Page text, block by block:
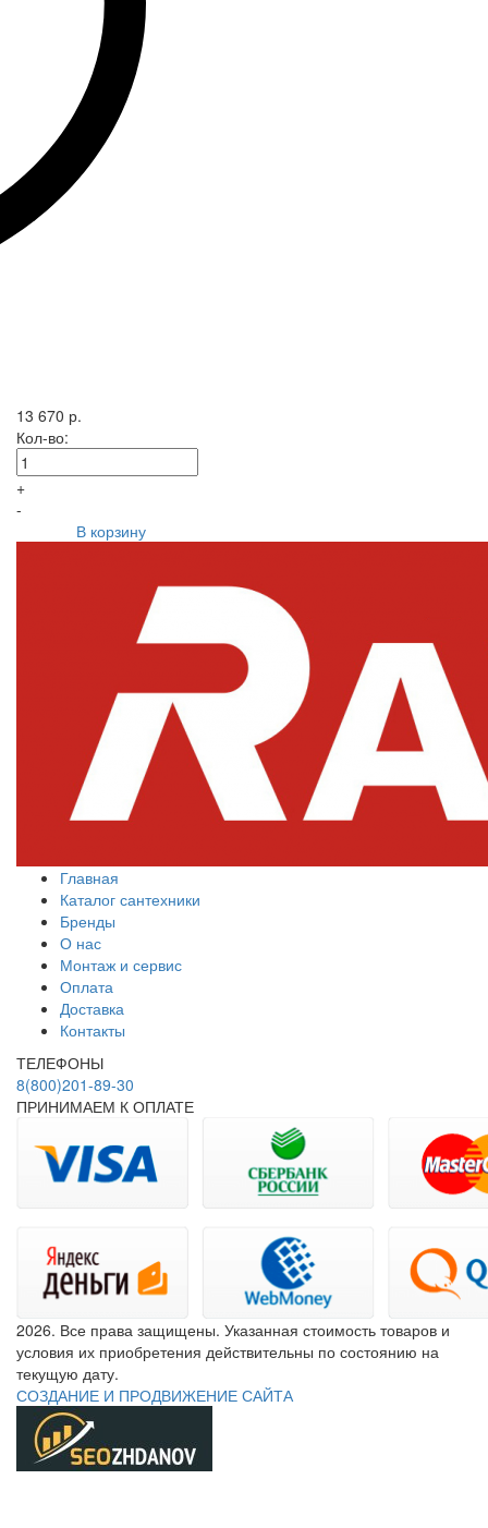
13 670 р.
Кол-во:
+
-
В корзину
Главная
Каталог сантехники
Бренды
О нас
Монтаж и сервис
Оплата
Доставка
Контакты
ТЕЛЕФОНЫ
8(800)201-89-30
ПРИНИМАЕМ К ОПЛАТЕ
2026. Все права защищены. Указанная стоимость товаров и
условия их приобретения действительны по состоянию на
текущую дату.
СОЗДАНИЕ И ПРОДВИЖЕНИЕ САЙТА